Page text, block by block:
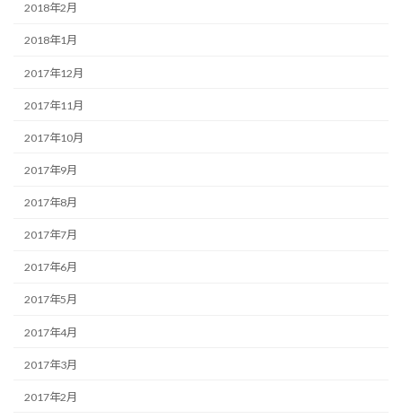
2018年2月
2018年1月
2017年12月
2017年11月
2017年10月
2017年9月
2017年8月
2017年7月
2017年6月
2017年5月
2017年4月
2017年3月
2017年2月